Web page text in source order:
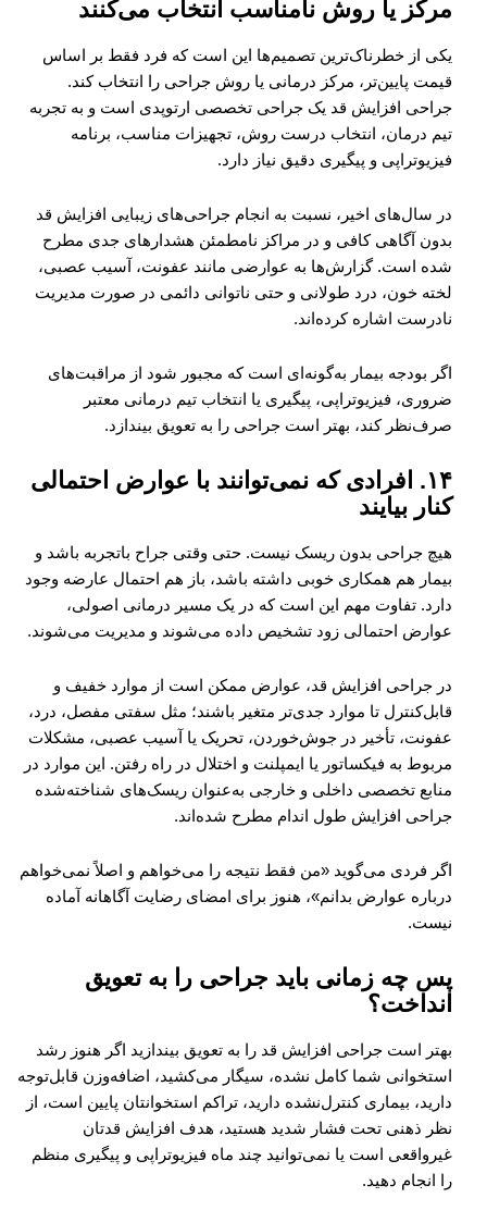
مرکز یا روش نامناسب انتخاب می‌کنند
یکی از خطرناک‌ترین تصمیم‌ها این است که فرد فقط بر اساس
قیمت پایین‌تر، مرکز درمانی یا روش جراحی را انتخاب کند.
جراحی افزایش قد یک جراحی تخصصی ارتوپدی است و به تجربه
تیم درمان، انتخاب درست روش، تجهیزات مناسب، برنامه
فیزیوتراپی و پیگیری دقیق نیاز دارد.
در سال‌های اخیر، نسبت به انجام جراحی‌های زیبایی افزایش قد
بدون آگاهی کافی و در مراکز نامطمئن هشدارهای جدی مطرح
شده است. گزارش‌ها به عوارضی مانند عفونت، آسیب عصبی،
لخته خون، درد طولانی و حتی ناتوانی دائمی در صورت مدیریت
نادرست اشاره کرده‌اند.
اگر بودجه بیمار به‌گونه‌ای است که مجبور شود از مراقبت‌های
ضروری، فیزیوتراپی، پیگیری یا انتخاب تیم درمانی معتبر
صرف‌نظر کند، بهتر است جراحی را به تعویق بیندازد.
۱۴. افرادی که نمی‌توانند با عوارض احتمالی
کنار بیایند
هیچ جراحی بدون ریسک نیست. حتی وقتی جراح باتجربه باشد و
بیمار هم همکاری خوبی داشته باشد، باز هم احتمال عارضه وجود
دارد. تفاوت مهم این است که در یک مسیر درمانی اصولی،
عوارض احتمالی زود تشخیص داده می‌شوند و مدیریت می‌شوند.
در جراحی افزایش قد، عوارض ممکن است از موارد خفیف و
قابل‌کنترل تا موارد جدی‌تر متغیر باشند؛ مثل سفتی مفصل، درد،
عفونت، تأخیر در جوش‌خوردن، تحریک یا آسیب عصبی، مشکلات
مربوط به فیکساتور یا ایمپلنت و اختلال در راه رفتن. این موارد در
منابع تخصصی داخلی و خارجی به‌عنوان ریسک‌های شناخته‌شده
جراحی افزایش طول اندام مطرح شده‌اند.
اگر فردی می‌گوید «من فقط نتیجه را می‌خواهم و اصلاً نمی‌خواهم
درباره عوارض بدانم»، هنوز برای امضای رضایت آگاهانه آماده
نیست.
پس چه زمانی باید جراحی را به تعویق
انداخت؟
بهتر است جراحی افزایش قد را به تعویق بیندازید اگر هنوز رشد
استخوانی شما کامل نشده، سیگار می‌کشید، اضافه‌وزن قابل‌توجه
دارید، بیماری کنترل‌نشده دارید، تراکم استخوانتان پایین است، از
نظر ذهنی تحت فشار شدید هستید، هدف افزایش قدتان
غیرواقعی است یا نمی‌توانید چند ماه فیزیوتراپی و پیگیری منظم
را انجام دهید.